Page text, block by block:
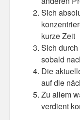
Business Server
Design is how it
The Others
Money Makes
GTD and shit
Smarty-Pants
Sich
kurze Zeit
Sich
sobald
Die
auf die
Zu allem
verdient